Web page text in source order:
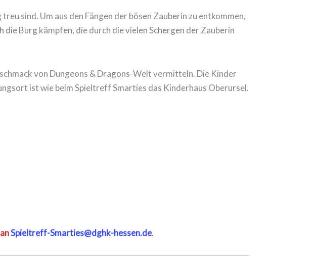
sind. Um aus den Fängen der bösen Zauberin zu entkommen,
Burg kämpfen, die durch die vielen Schergen der Zauberin
von Dungeons & Dragons-Welt vermitteln. Die Kinder
ist wie beim Spieltreff Smarties das Kinderhaus Oberursel.
Spieltreff-Smarties@dghk-hessen.de.